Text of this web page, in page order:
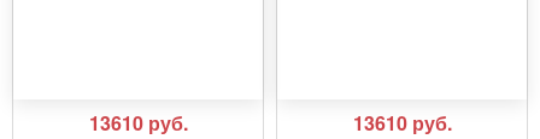
13610 руб.
13610 руб.